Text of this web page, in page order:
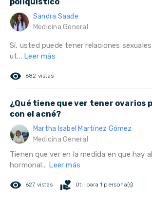
poliquístico
Sandra Saade
Medicina General
Sí, usted puede tener relaciones
ut... Leer más
remove_red_eye 682 vistas
¿Qué tiene que ver tener ovarios
con el acné?
Martha Isabel Martínez Gómez
Medicina General
Tienen que ver en la medida en que hay
hormonal... Leer más
remove_red_eye 627 vistas volunteer_activism Útil para 1 persona(s)